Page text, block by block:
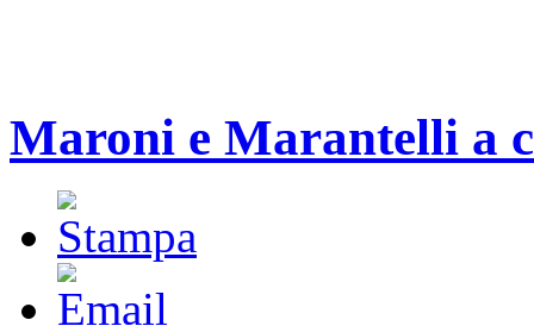
Maroni e Marantelli a